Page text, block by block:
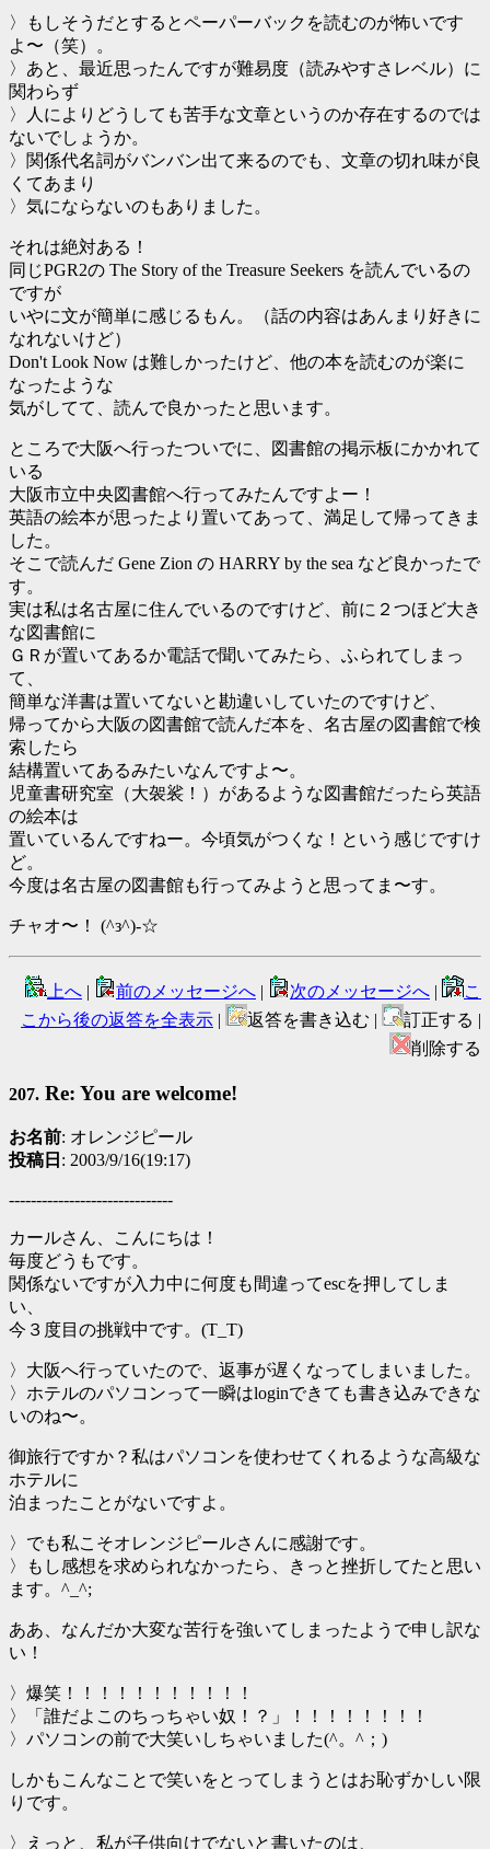
〉もしそうだとするとペーパーバックを読むのが怖いです
よ〜（笑）。
〉あと、最近思ったんですが難易度（読みやすさレベル）に
関わらず
〉人によりどうしても苦手な文章というのか存在するのでは
ないでしょうか。
〉関係代名詞がバンバン出て来るのでも、文章の切れ味が良
くてあまり
〉気にならないのもありました。
それは絶対ある！
同じPGR2の The Story of the Treasure Seekers を読んでいるの
ですが
いやに文が簡単に感じるもん。（話の内容はあんまり好きに
なれないけど）
Don't Look Now は難しかったけど、他の本を読むのが楽に
なったような
気がしてて、読んで良かったと思います。
ところで大阪へ行ったついでに、図書館の掲示板にかかれて
いる
大阪市立中央図書館へ行ってみたんですよー！
英語の絵本が思ったより置いてあって、満足して帰ってきま
した。
そこで読んだ Gene Zion の HARRY by the sea など良かったで
す。
実は私は名古屋に住んでいるのですけど、前に２つほど大き
な図書館に
ＧＲが置いてあるか電話で聞いてみたら、ふられてしまっ
て、
簡単な洋書は置いてないと勘違いしていたのですけど、
帰ってから大阪の図書館で読んだ本を、名古屋の図書館で検
索したら
結構置いてあるみたいなんですよ〜。
児童書研究室（大袈裟！）があるような図書館だったら英語
の絵本は
置いているんですねー。今頃気がつくな！という感じですけ
ど。
今度は名古屋の図書館も行ってみようと思ってま〜す。
チャオ〜！ (^з^)-☆
上へ | 前のメッセージへ | 次のメッセージへ |
こ
こから後の返答を全表示 | 返答を書き込む |
訂正する |
削除する
207. Re: You are welcome!
お名前: オレンジピール
投稿日 : 2003/9/16(19:17)
------------------------------
カールさん、こんにちは！
毎度どうもです。
関係ないですが入力中に何度も間違ってescを押してしま
い、
今３度目の挑戦中です。(T_T)
〉大阪へ行っていたので、返事が遅くなってしまいました。
〉ホテルのパソコンって一瞬はloginできても書き込みできな
いのね〜。
御旅行ですか？私はパソコンを使わせてくれるような高級な
ホテルに
泊まったことがないですよ。
〉でも私こそオレンジピールさんに感謝です。
〉もし感想を求められなかったら、きっと挫折してたと思い
ます。^_^;
ああ、なんだか大変な苦行を強いてしまったようで申し訳な
い！
〉爆笑！！！！！！！！！！！
〉「誰だよこのちっちゃい奴！？」！！！！！！！！
〉パソコンの前で大笑いしちゃいました(^。^；)
しかもこんなことで笑いをとってしまうとはお恥ずかしい限
りです。
〉えっと、私が子供向けでないと書いたのは、